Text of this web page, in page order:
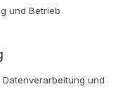
und Betrieb
Datenverarbeitung und